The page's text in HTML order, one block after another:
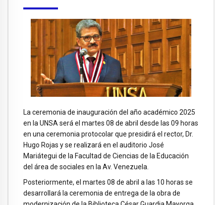
La ceremonia de inauguración del año académico 2025
en la UNSA será el martes 08 de abril desde las 09 horas
en una ceremonia protocolar que presidirá el rector, Dr.
Hugo Rojas y se realizará en el auditorio José
Mariátegui de la Facultad de Ciencias de la Educación
del área de sociales en la Av. Venezuela.
Posteriormente, el martes 08 de abril a las 10 horas se
desarrollará la ceremonia de entrega de la obra de